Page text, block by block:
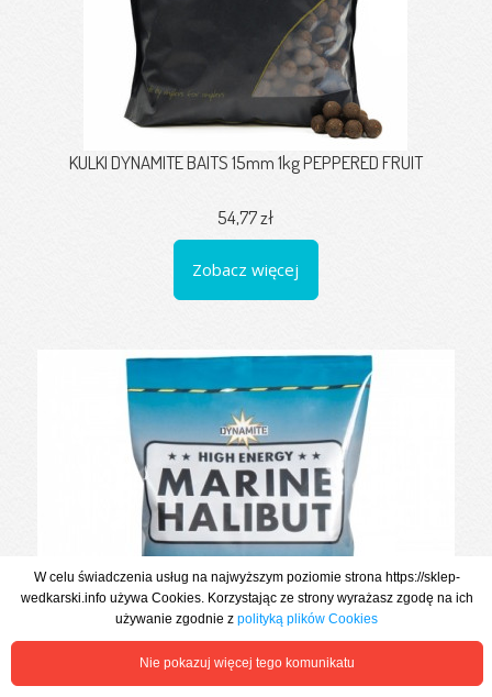
KULKI DYNAMITE BAITS 15mm 1kg PEPPERED FRUIT
54,77 zł
Zobacz więcej
W celu świadczenia usług na najwyższym poziomie strona https://sklep-
wedkarski.info używa Cookies. Korzystając ze strony wyrażasz zgodę na ich
używanie zgodnie zpolityką plików Cookies
Nie pokazuj więcej tego komunikatu